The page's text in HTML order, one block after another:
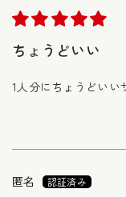
ちょうどいい
1人分にちょうどいい
匿名